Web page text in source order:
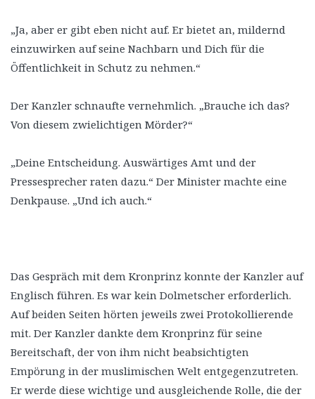
„Ja, aber er gibt eben nicht auf. Er bietet an, mildernd
einzuwirken auf seine Nachbarn und Dich für die
Öffentlichkeit in Schutz zu nehmen.“
Der Kanzler schnaufte vernehmlich. „Brauche ich das?
Von diesem zwielichtigen Mörder?“
„Deine Entscheidung. Auswärtiges Amt und der
Pressesprecher raten dazu.“ Der Minister machte eine
Denkpause. „Und ich auch.“
Das Gespräch mit dem Kronprinz konnte der Kanzler auf
Englisch führen. Es war kein Dolmetscher erforderlich.
Auf beiden Seiten hörten jeweils zwei Protokollierende
mit. Der Kanzler dankte dem Kronprinz für seine
Bereitschaft, der von ihm nicht beabsichtigten
Empörung in der muslimischen Welt entgegenzutreten.
Er werde diese wichtige und ausgleichende Rolle, die der